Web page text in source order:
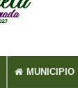
MUNICIPIO